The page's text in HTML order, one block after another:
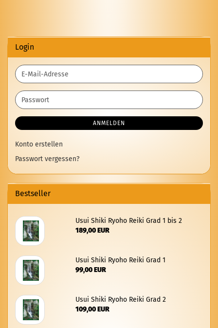
Login
E-
Mail-
Adresse
Passwort
ANMELDEN
Konto erstellen
Passwort vergessen?
Bestseller
Usui Shiki Ryoho Reiki Grad 1 bis 2
189,00 EUR
Usui Shiki Ryoho Reiki Grad 1
99,00 EUR
Usui Shiki Ryoho Reiki Grad 2
109,00 EUR